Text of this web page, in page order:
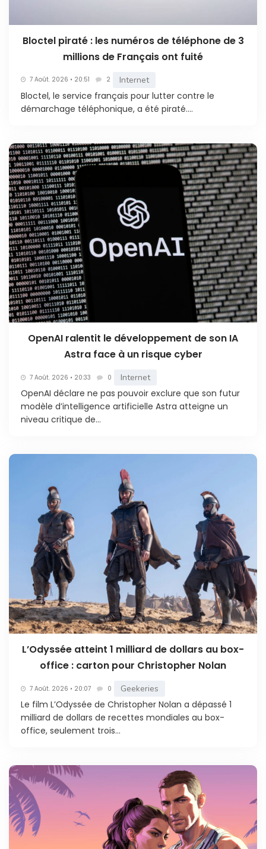
Bloctel piraté : les numéros de téléphone de 3
millions de Français ont fuité
7 Août. 2026 • 20:51 2 Internet
Bloctel, le service français pour lutter contre le
démarchage téléphonique, a été piraté....
OpenAI ralentit le développement de son IA
Astra face à un risque cyber
7 Août. 2026 • 20:33 0 Internet
OpenAI déclare ne pas pouvoir exclure que son futur
modèle d’intelligence artificielle Astra atteigne un
niveau critique de...
L’Odyssée atteint 1 milliard de dollars au box-
office : carton pour Christopher Nolan
7 Août. 2026 • 20:07 0 Geekeries
Le film L’Odyssée de Christopher Nolan a dépassé 1
milliard de dollars de recettes mondiales au box-
office, seulement trois...